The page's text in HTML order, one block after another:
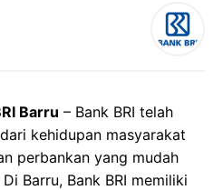
Barru – Bank BRI telah
kehidupan masyarakat
perbankan yang mudah
Barru, Bank BRI memiliki